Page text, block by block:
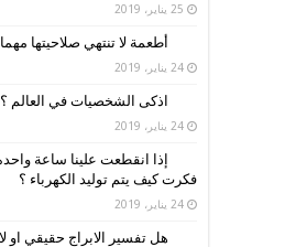
25 يناير، 2019
أطعمة لا تنتهي صلاحيتها
24 يناير، 2019
اذكى الشخصيات في العالم ؟
24 يناير، 2019
إذا انقطعت علينا ساعة
فكرت كيف يتم توليد الكهرباء ؟
24 يناير، 2019
هل تفسير الابراج حقيقي او